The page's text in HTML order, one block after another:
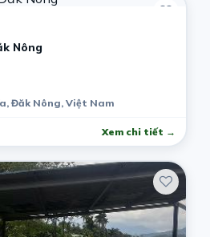
Nông
Đăk Nông, Việt Nam
Xem chi tiết →